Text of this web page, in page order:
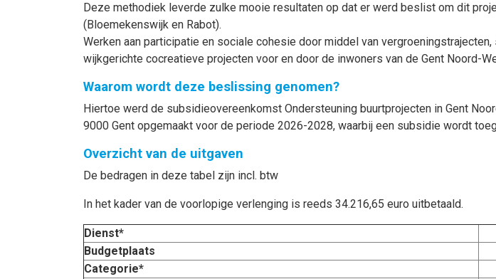
Deze methodiek leverde zulke mooie resultaten op dat er werd beslist om dit
(Bloemekenswijk en Rabot).
Werken aan participatie en sociale cohesie door middel van
wijkgerichte cocreatieve projecten voor en door de inwoners van de Gent Noord-
Waarom wordt deze beslissing genomen?
Hiertoe werd de subsidieovereenkomst Ondersteuning buurtprojecten in Gent
9000 Gent opgemaakt voor de periode 2026-2028, waarbij een subsidie wordt
Overzicht van de uitgaven
De bedragen in deze tabel zijn incl. btw
In het kader van de voorlopige verlenging is reeds 34.216,65 euro uitbetaald.
Dienst*
Budgetplaats
Categorie*